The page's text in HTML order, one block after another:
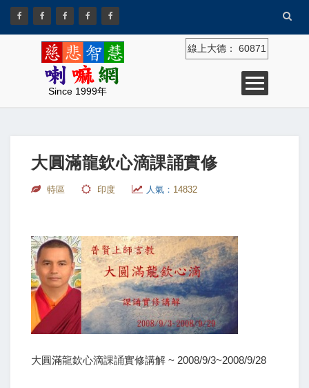
Since 1999年
線上大德： 60871
大圓滿龍欽心滴課誦實修
特區 印度 人氣： 14832
大圓滿龍欽心滴課誦實修講解 ~ 2008/9/3~2008/9/28